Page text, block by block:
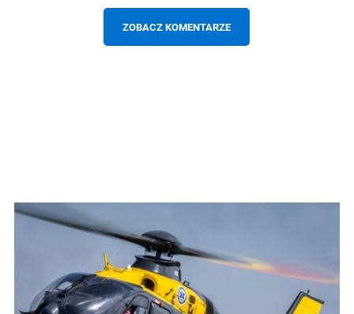
ZOBACZ KOMENTARZE